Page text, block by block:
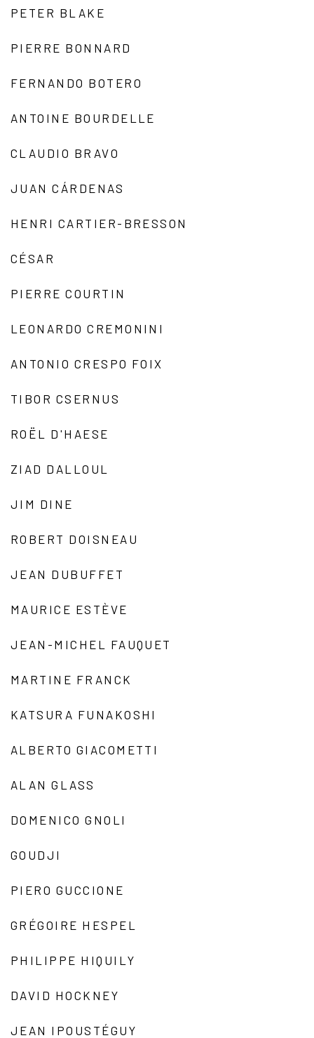
PETER BLAKE
PIERRE BONNARD
FERNANDO BOTERO
ANTOINE BOURDELLE
CLAUDIO BRAVO
JUAN CÁRDENAS
HENRI CARTIER-BRESSON
CÉSAR
PIERRE COURTIN
LEONARDO CREMONINI
ANTONIO CRESPO FOIX
TIBOR CSERNUS
ROËL D'HAESE
ZIAD DALLOUL
JIM DINE
ROBERT DOISNEAU
JEAN DUBUFFET
MAURICE ESTÈVE
JEAN-MICHEL FAUQUET
MARTINE FRANCK
KATSURA FUNAKOSHI
ALBERTO GIACOMETTI
ALAN GLASS
DOMENICO GNOLI
GOUDJI
PIERO GUCCIONE
GRÉGOIRE HESPEL
PHILIPPE HIQUILY
DAVID HOCKNEY
JEAN IPOUSTÉGUY